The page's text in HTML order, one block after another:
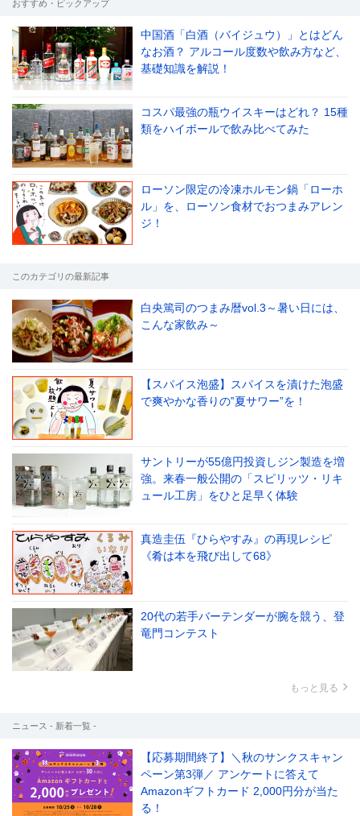
おすすめ・ピックアップ
中国酒「白酒（バイジュウ）」とはどん
なお酒？ アルコール度数や飲み方など、
基礎知識を解説！
コスパ最強の瓶ウイスキーはどれ？ 15種
類をハイボールで飲み比べてみた
ローソン限定の冷凍ホルモン鍋「ローホ
ル」を、ローソン食材でおつまみアレン
ジ！
このカテゴリの最新記事
白央篤司のつまみ暦vol.3～暑い日には、
こんな家飲み～
【スパイス泡盛】スパイスを漬けた泡盛
で爽やかな香りの‟夏サワー”を！
サントリーが55億円投資しジン製造を増
強。来春一般公開の「スピリッツ・リキ
ュール工房」をひと足早く体験
真造圭伍『ひらやすみ』の再現レシピ
《肴は本を飛び出して68》
20代の若手バーテンダーが腕を競う、登
竜門コンテスト
もっと見る
ニュース - 新着一覧 -
【応募期間終了】＼秋のサンクスキャン
ペーン第3弾／ アンケートに答えて
Amazonギフトカード 2,000円分が当た
る！